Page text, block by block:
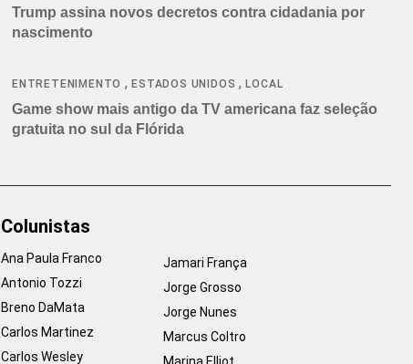
Trump assina novos decretos contra cidadania por
nascimento
ENTRETENIMENTO ,ESTADOS UNIDOS ,LOCAL
Game show mais antigo da TV americana faz seleção
gratuita no sul da Flórida
Colunistas
Ana Paula Franco
Antonio Tozzi
Breno DaMata
Carlos Martinez
Carlos Wesley
Jamari França
Jorge Grosso
Jorge Nunes
Marcus Coltro